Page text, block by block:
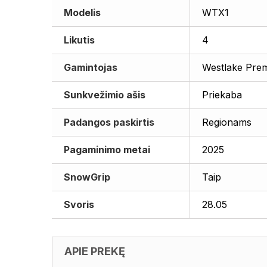
Modelis WTX1
Likutis 4
Gamintojas Westlake
Sunkvežimio ašis Priekaba
Padangos paskirtis Regionams
Pagaminimo metai 2025
SnowGrip Taip
Svoris 28.05
APIE PREKĘ